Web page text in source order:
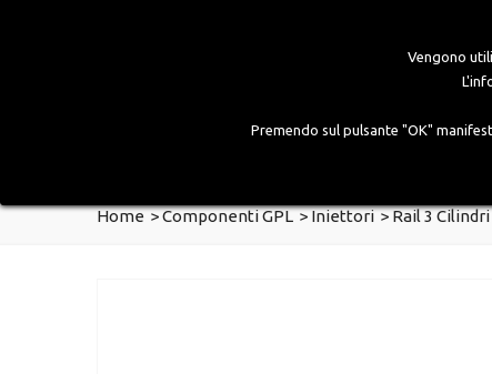
Vengono
Premendo sul pulsante "OK"
Home >Componenti GPL >Iniettori >Rail 3